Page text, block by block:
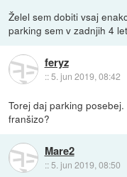
Želel sem dobiti vsaj
parking sem v zadnjih 4
feryz
::5. jun 2019, 08:42
Torej daj parking
franšizo?
Mare2
:: 5. jun 2019, 08:50